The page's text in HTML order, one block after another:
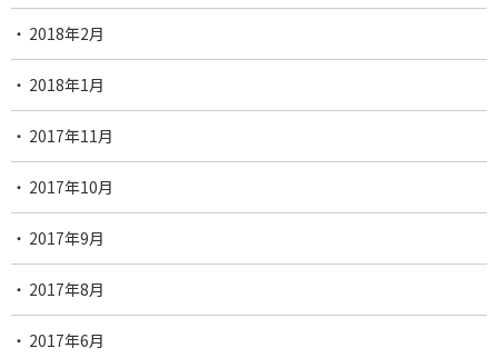
2018年2月
2018年1月
2017年11月
2017年10月
2017年9月
2017年8月
2017年6月